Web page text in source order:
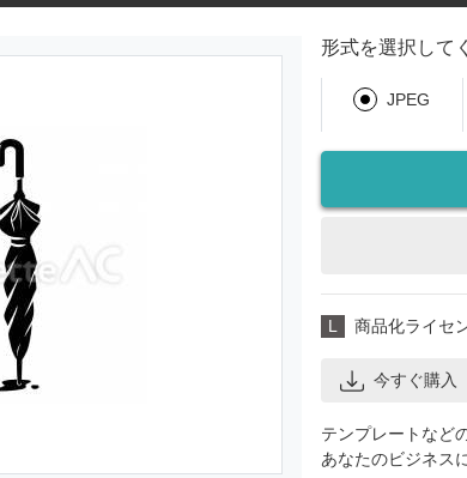
形式を選択して
JPEG
L 商品化ライセ
今すぐ購入
テンプレートなど
あなたのビジネス